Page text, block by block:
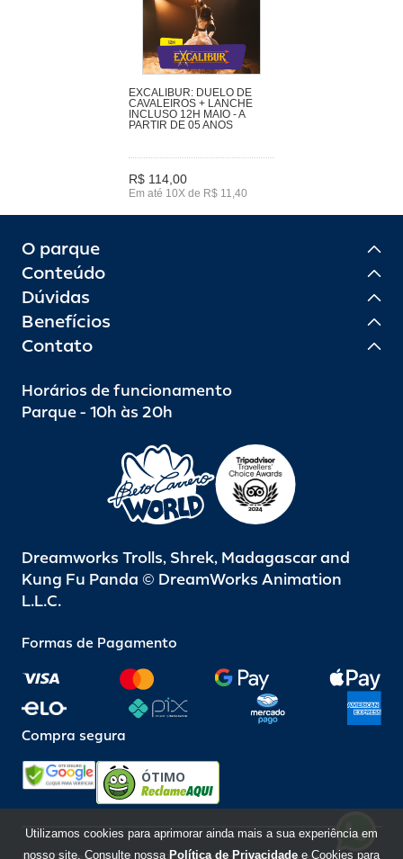
EXCALIBUR: DUELO DE
CAVALEIROS + LANCHE
INCLUSO 12H MAIO - A
PARTIR DE 05 ANOS
R$ 114,00
Em até 10X de R$ 11,40
O parque
Conteúdo
Dúvidas
Benefícios
Contato
Horários de funcionamento
Parque - 10h às 20h
Dreamworks Trolls, Shrek, Madagascar and
Kung Fu Panda © DreamWorks Animation
L.L.C.
Formas de Pagamento
Compra segura
ÓTIMO
Utilizamos cookies para aprimorar ainda mais a sua experiência em
nosso site. Consulte nossa Política de Privacidade e Cookies para